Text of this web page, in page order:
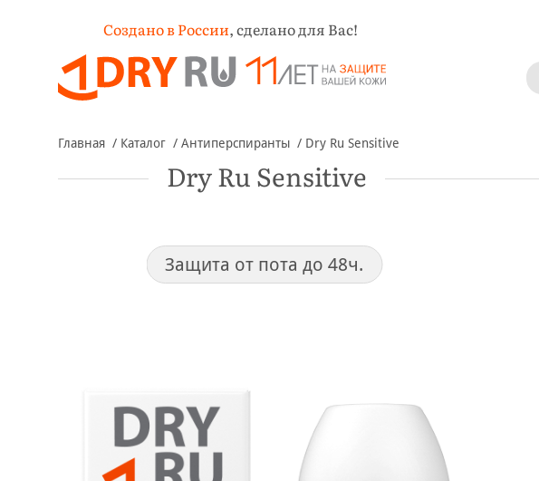
Создано в России,сделано для Вас!
Главная Каталог Антиперспиранты Dry Ru Sensitive
Dry Ru Sensitive
Защита от пота до 48ч.